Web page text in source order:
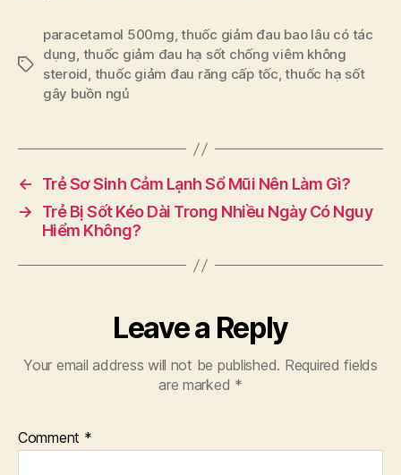
Tags
paracetamol 500mg,thuốc giảm đau bao lâu có tác
dụng, thuốc giảm đau hạ sốt chống viêm không
steroid, thuốc giảm đau răng cấp tốc,thuốc hạ sốt
gây buồn ngủ
←
Trẻ Sơ Sinh Cảm Lạnh Sổ Mũi Nên Làm Gì?
→
Trẻ Bị Sốt Kéo Dài Trong Nhiều Ngày Có Nguy
Hiểm Không?
Leave a Reply
Your email address will not be published. Required fields
are marked *
Comment *